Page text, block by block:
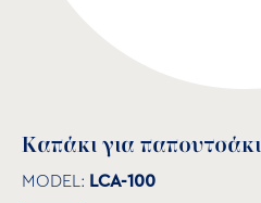
Καπάκι για
MODEL: LCA-100